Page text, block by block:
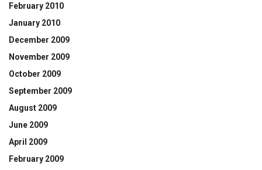
February 2010
January 2010
December 2009
November 2009
October 2009
September 2009
August 2009
June 2009
April 2009
February 2009